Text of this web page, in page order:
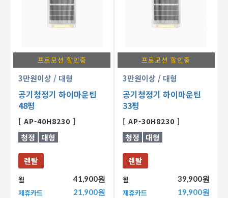
프로모션 할인중
3만원이상 / 대형
공기청정기 하이마운틴
48평
[ AP-40H8230 ]
청정 대형
렌탈
월 41,900원
제휴카드 21,900원
프로모션 할인중
3만원이상 / 대형
공기청정기 하이마운틴
33평
[ AP-30H8230 ]
청정 대형
렌탈
월 39,900원
제휴카드 19,900원